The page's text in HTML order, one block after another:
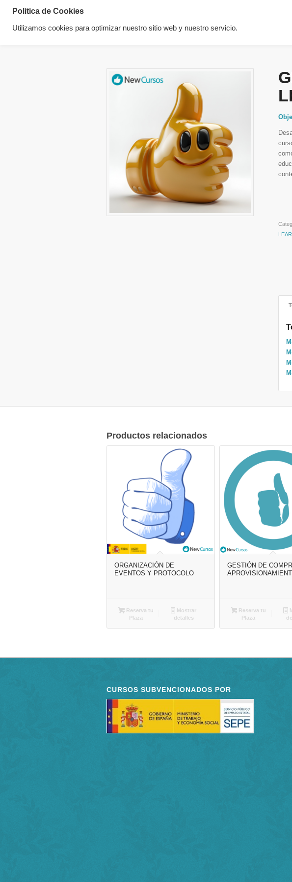
Productos relacionados
ORGANIZACIÓN DE
EVENTOS Y PROTOCOLO
Reserva tu
Plaza
Mostrar
detalles
GESTIÓN DE
Reserva tu
Plaza
CURSOS SUBVENCIONADOS POR
Politica de Cookies
Utilizamos cookies para optimizar nuestro sitio web y nuestro servicio.